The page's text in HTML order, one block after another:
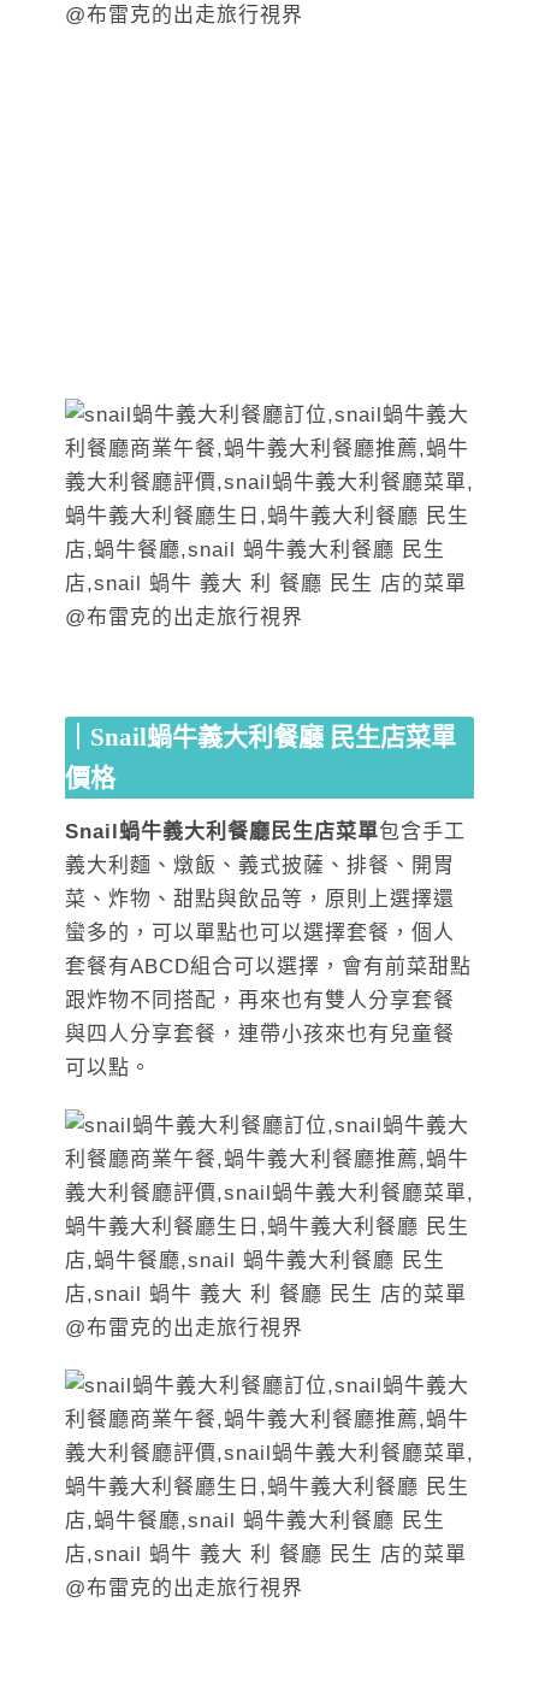
｜Snail蝸牛義大利餐廳 民生店菜單
價格
Snail蝸牛義大利餐廳民生店菜單包含手工
義大利麵、燉飯、義式披薩、排餐、開胃
菜、炸物、甜點與飲品等，原則上選擇還
蠻多的，可以單點也可以選擇套餐，個人
套餐有ABCD組合可以選擇，會有前菜甜點
跟炸物不同搭配，再來也有雙人分享套餐
與四人分享套餐，連帶小孩來也有兒童餐
可以點。